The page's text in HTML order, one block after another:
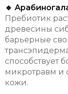
🔹
Пребиотик
древесины
барьерные
способствует
микротравм и
кожи.